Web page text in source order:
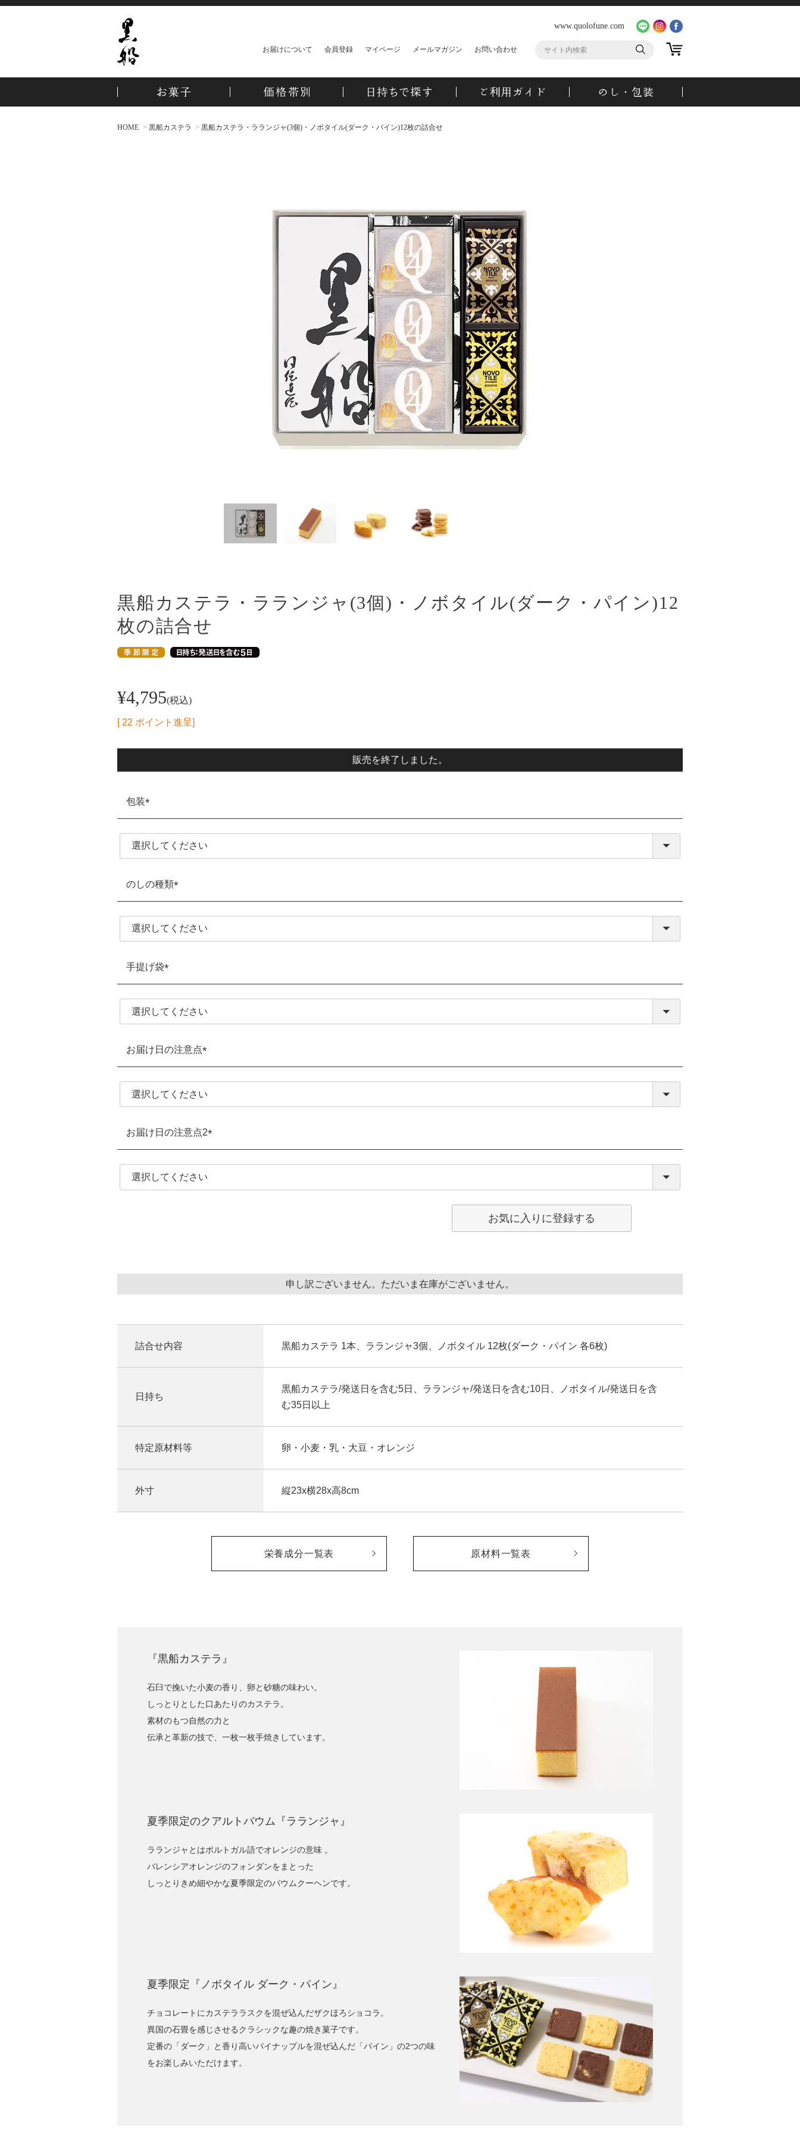
www.quolofune.com
お届けについて 会員登録 マイページ メールマガジン お問い合わせ
HOME 黒船カステラ 黒船カステラ・ラランジャ(3個)・ノボタイル(ダーク・パイン)12枚の詰合せ
黒船カステラ・ラランジャ(3個)・ノボタイル(ダーク・パイン)12
枚の詰合せ
¥4,795 税込
[ 22 ポイント進呈]
販売を終了しました。
包装
(必
須)
のしの種類
(必
須)
手提げ袋
(必
須)
お届け日の注意点
(必
須)
お届け日の注意点2
(必
須)
お気に入りに登録する
申し訳ございません。ただいま在庫がございません。
詰合せ内容 黒船カステラ 1本、ラランジャ3個、ノボタイル 12枚(ダーク・パイン 各6枚)
日持ち
黒船カステラ/発送日を含む5日、ラランジャ/発送日を含む10日、ノボタイル/発送日を含
む35日以上
特定原材料等 卵・小麦・乳・大豆・オレンジ
外寸 縦23x横28x高8cm
栄養成分一覧表 原材料一覧表
『黒船カステラ』
石臼で挽いた小麦の香り、卵と砂糖の味わい。
しっとりとした口あたりのカステラ。
素材のもつ自然の力と
伝承と革新の技で、一枚一枚手焼きしています。
夏季限定のクアルトバウム『ラランジャ』
ラランジャとはポルトガル語でオレンジの意味 。
バレンシアオレンジのフォンダンをまとった
しっとりきめ細やかな夏季限定のバウムクーヘンです。
夏季限定『ノボタイル ダーク・パイン』
チョコレートにカステララスクを混ぜ込んだザクほろショコラ。
異国の石畳を感じさせるクラシックな趣の焼き菓子です。
定番の「ダーク」と香り高いパイナップルを混ぜ込んだ「パイン」の2つの味
をお楽しみいただけます。